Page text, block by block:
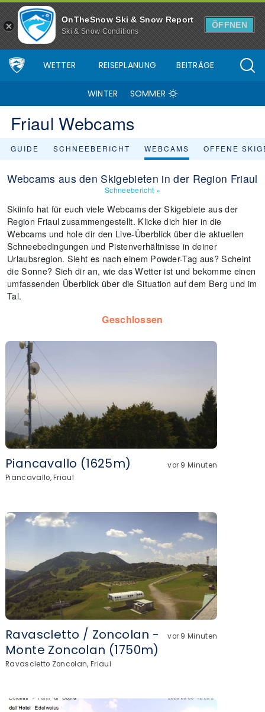
OnTheSnow Ski & Snow Report
Ski & Snow Conditions
ÖFFNEN
WETTER REISEPLANUNG BEITRÄGE
WINTER SOMMER
Friaul Webcams
GUIDE SCHNEEBERICHT WEBCAMS OFFENE
Webcams aus den Skigebieten in der Region Friaul
Schneebericht »
Skiinfo hat für euch viele Webcams der Skigebiete aus der
Region Friaul zusammengestellt. Klicke dich hier in die
Webcams und hole dir den Live-Überblick über die aktuellen
Schneebedingungen und Pistenverhältnisse in deiner
Urlaubsregion. Sieht es nach einem Powder-Tag aus? Scheint
die Sonne? Sieh dir an, wie das Wetter ist und bekomme einen
umfassenden Überblick über die Situation auf dem Berg und im
Tal.
Geschlossen
Piancavallo (1625m)
vor 9 Minuten
Piancavallo, Friaul
Ravascletto / Zoncolan -
Monte Zoncolan (1750m)
vor 9 Minuten
Ravascletto Zoncolan, Friaul